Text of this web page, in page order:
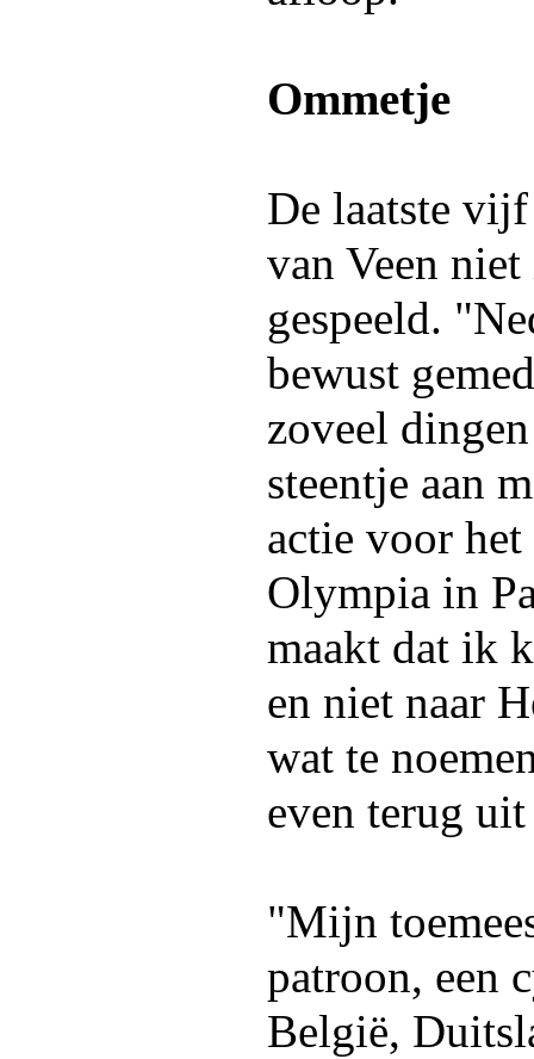
Ommetje
De laatste
van Veen
gespeeld.
bewust
zoveel
steentje aan
actie voor
Olympia in
maakt dat ik
en niet naar
wat te
even terug
"Mijn
patroon, een
België,